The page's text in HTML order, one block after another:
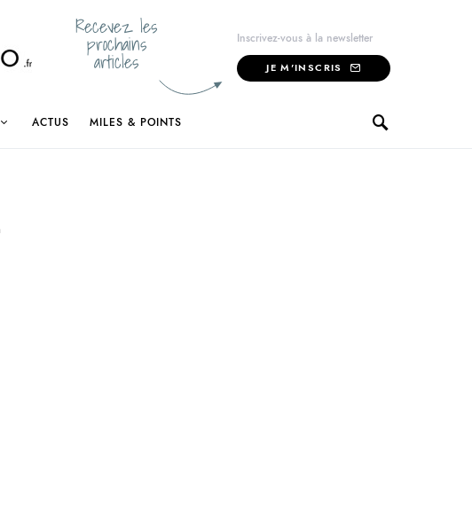
Recevez les
prochains
articles
Inscrivez-vous à la newsletter
JE M'INSCRIS
ACTUS MILES & POINTS